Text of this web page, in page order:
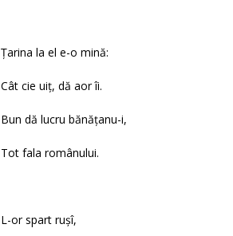
Ţarina la el e-o mină:
Cât cie uiţ, dă aor îi.
Bun dă lucru bănăţanu-i,
Tot fala românului.
L-or spart ruşî,